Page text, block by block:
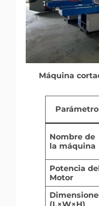
Máquina
Parámetro
Nombre de
la máquina
Potencia del
Motor